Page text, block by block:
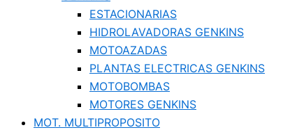
ESTACIONARIAS
HIDROLAVADORAS GENKINS
MOTOAZADAS
PLANTAS ELECTRICAS GENKINS
MOTOBOMBAS
MOTORES GENKINS
MOT. MULTIPROPOSITO